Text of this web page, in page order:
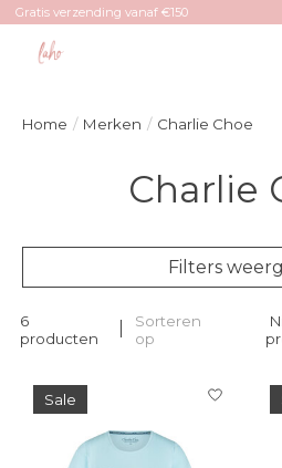
Gratis verzending vanaf €150
Home / Merken / Charlie Choe
Charlie
Filters
6
producten
Sorteren
op
Sale